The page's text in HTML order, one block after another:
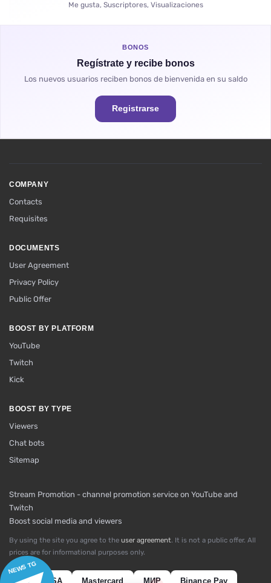
NEWS TG
Horas de Visualización
Me gusta, Suscriptores, Visualizaciones
BONOS
Regístrate y recibe bonos
Los nuevos usuarios reciben bonos de bienvenida en su saldo
Registrarse
COMPANY
Contacts
Requisites
DOCUMENTS
User Agreement
Privacy Policy
Public Offer
BOOST BY PLATFORM
YouTube
Twitch
Kick
BOOST BY TYPE
Viewers
Chat bots
Sitemap
Stream Promotion - channel promotion service on YouTube and
Twitch
Boost social media and viewers
By using the site you agree to the user agreement. It is not a public offer. All
prices are for informational purposes only.
VISA Mastercard МИР Binance Pay